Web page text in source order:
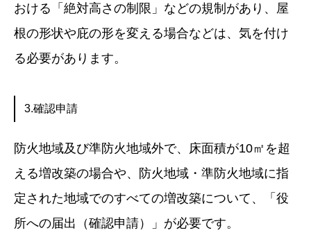
おける「絶対高さの制限」などの規制があり、屋
根の形状や庇の形を変える場合などは、気を付け
る必要があります。
3.確認申請
防火地域及び準防火地域外で、床面積が10㎡を超
える増改築の場合や、防火地域・準防火地域に指
定された地域でのすべての増改築について、「役
所への届出（確認申請）」が必要です。